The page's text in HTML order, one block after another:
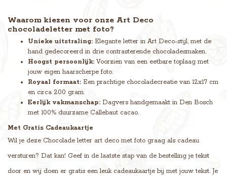
Waarom kiezen voor onze Art Deco
chocoladeletter met foto?
Unieke uitstraling: Elegante letter in Art Deco-stijl, met de
hand gedecoreerd in drie contrasterende chocoladesmaken.
Hoogst persoonlijk: Voorzien van een eetbare toplaag met
jouw eigen haarscherpe foto.
Royaal formaat: Een prachtige chocoladecreatie van 12x17 cm
en circa 200 gram.
Eerlijk vakmanschap: Dagvers handgemaakt in Den Bosch
met 100% duurzame Callebaut cacao.
Met Gratis Cadeaukaartje
Wil je deze Chocolade letter art deco met foto graag als cadeau
versturen? Dat kan! Geef in de laatste stap van de bestelling je tekst
door en wij doen er gratis een leuk cadeaukaartje bij met jouw tekst. Je